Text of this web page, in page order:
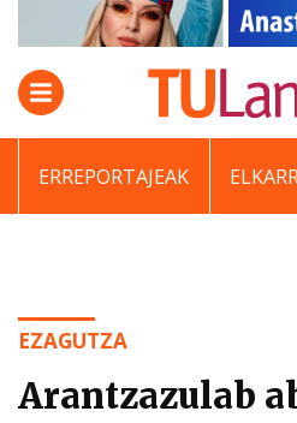
ERREPORTAJEAK
EZAGUTZA
Arantzazulab